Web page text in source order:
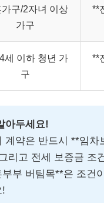
가구/2자녀 이상
가구
**
세 이하 청년 가
구
**
아두세요!
계약은 반드시 **임차
리고 전세 보증금 조
부부 버팀목**은 조건
!